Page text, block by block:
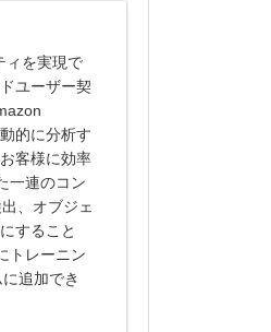
ィを実現で
ユーザー契
的に分析す
客様に効率
一連のコン
、オブジェ
すること
トレーニン
追加でき